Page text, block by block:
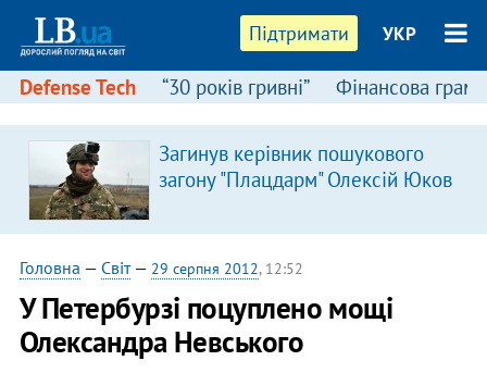
Підтримати УКР
Defense Tech “30 років гривні” Фінансова
Загинув керівник пошукового
загону "Плацдарм" Олексій Юков
Головна — Світ— 29 серпня 2012, 12:52
У Петербурзі поцуплено мощі
Олександра Невського